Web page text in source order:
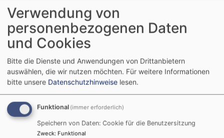
September bis November 2024 1.25 MB
Kirchpost Dezember 2024 bis Februar 2025
1.04 MB
Kirchpost März bis Mai 2024
Verwendung von
personenbezogenen Daten
und Cookies
Bitte die Dienste und Anwendungen von Drittanbietern
auswählen, die wir nutzen möchten. Für weitere Informationen
bitte unsere Datenschutzhinweise lesen.
Funktional (immer erforderlich)
Speichern von Daten: Cookie für die Benutzersitzung
Zweck: Funktional